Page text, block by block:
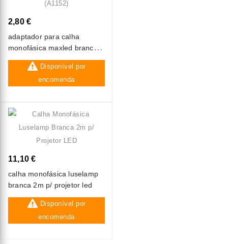
2,80 €
adaptador para calha
monofásica maxled branca
(a1152)
Disponível por
encomenda
11,10 €
calha monofásica luselamp
branca 2m p/ projetor led
Disponível por
encomenda